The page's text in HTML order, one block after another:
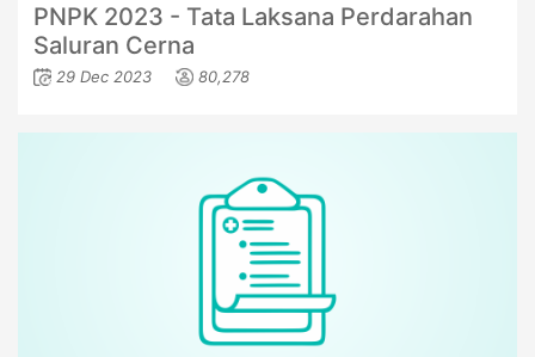
PNPK 2023 - Tata Laksana Perdarahan
Saluran Cerna
29 Dec 2023 80,278